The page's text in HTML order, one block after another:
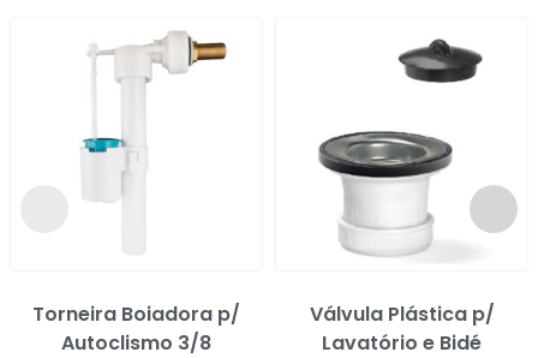
Torneira Boiadora p/
Autoclismo 3/8
Válvula Plástica p/
Lavatório e Bidé